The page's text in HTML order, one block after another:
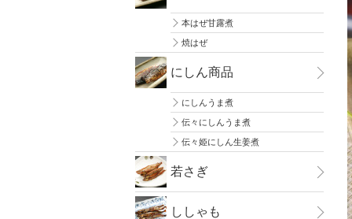
本はぜ甘露煮
焼はぜ
にしん商品
にしんうま煮
伝々にしんうま煮
伝々姫にしん生姜煮
若さぎ
ししゃも